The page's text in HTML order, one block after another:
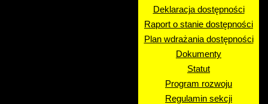
Deklaracja dostępności
Raport o stanie dostępności
Plan wdrażania dostępności
Dokumenty
Statut
Program rozwoju
Regulamin sekcji